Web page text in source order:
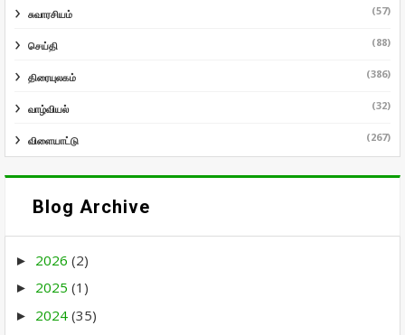
சுவாரசியம் (57)
செய்தி (88)
திரையுலகம் (386)
வாழ்வியல் (32)
விளையாட்டு (267)
Blog Archive
► 2026 (2)
► 2025 (1)
► 2024 (35)